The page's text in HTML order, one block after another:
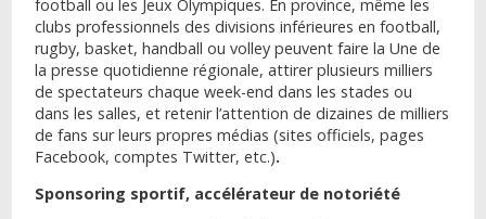
football ou les Jeux Olympiques. En province, même les
clubs professionnels des divisions inférieures en football,
rugby, basket, handball ou volley peuvent faire la Une de
la presse quotidienne régionale, attirer plusieurs milliers
de spectateurs chaque week-end dans les stades ou
dans les salles, et retenir l’attention de dizaines de milliers
de fans sur leurs propres médias (sites officiels, pages
Facebook, comptes Twitter, etc.).
Sponsoring sportif, accélérateur de notoriété